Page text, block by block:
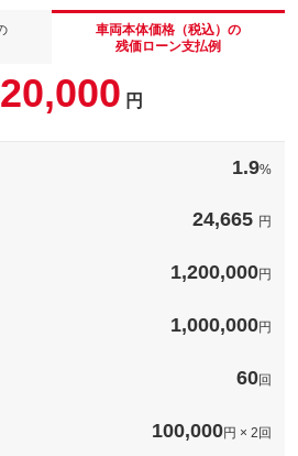
車両本体価格（税込）の
残価ローン支払例
20,000 円
1.9%
24,665 円
1,200,000円
1,000,000円
60回
100,000円 × 2回